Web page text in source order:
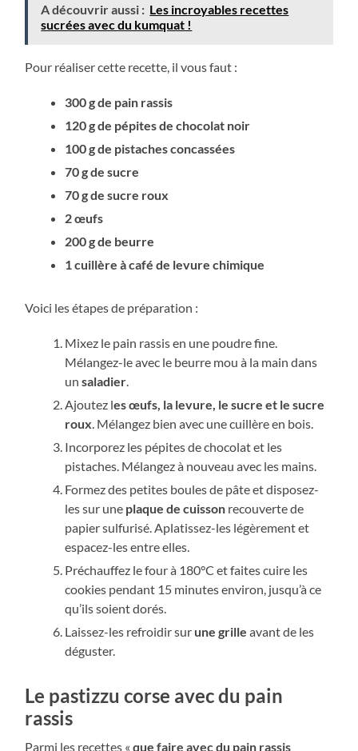
A découvrir aussi : Les incroyables recettes
sucrées avec du kumquat !
Pour réaliser cette recette, il vous faut :
300 g de pain rassis
120 g de pépites de chocolat noir
100 g de pistaches concassées
70 g de sucre
70 g de sucre roux
2 œufs
200 g de beurre
1 cuillère à café de levure chimique
Voici les étapes de préparation :
Mixez le pain rassis en une poudre fine.
Mélangez-le avec le beurre mou à la main dans
unsaladier
Ajoutez les œufs, la levure, le sucre et le sucre
roux . Mélangez bien avec une cuillère en bois.
Incorporez les pépites de chocolat et les
pistaches. Mélangez à nouveau avec les mains.
Formez des petites boules de pâte et disposez-
les sur une plaque de cuisson recouverte de
papier sulfurisé. Aplatissez-les légèrement et
espacez-les entre elles.
Préchauffez le four à 180°C et faites cuire les
cookies pendant 15 minutes environ, jusqu’à ce
qu’ils soient dorés.
Laissez-les refroidir sur une grille avant de les
déguster.
Le pastizzu corse avec du pain
rassis
Parmi les recettes «que faire avec du pain rassis